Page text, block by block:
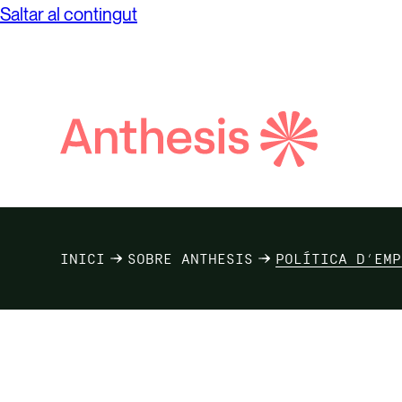
Saltar al contingut
INICI SOBRE ANTHESIS POLÍTICA